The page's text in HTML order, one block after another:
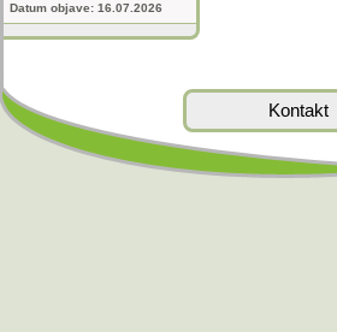
Datum objave: 16.07.2026
Kontakt